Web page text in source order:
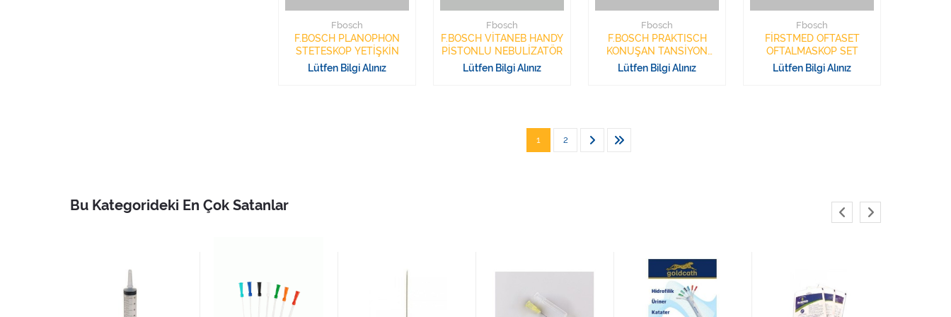
Fbosch
F.BOSCH PLANOPHON
STETESKOP YETİŞKİN
Lütfen Bilgi Alınız
Fbosch
F.BOSCH VİTANEB HANDY
PİSTONLU NEBULİZATÖR
Lütfen Bilgi Alınız
Fbosch
F.BOSCH PRAKTISCH
KONUŞAN TANSİYON
ALETİ KOLDAN
Lütfen Bilgi Alınız
Fbosch
FİRSTMED OFTASET
OFTALMASKOP SET
Lütfen Bilgi Alınız
1 2
Bu Kategorideki En Çok Satanlar